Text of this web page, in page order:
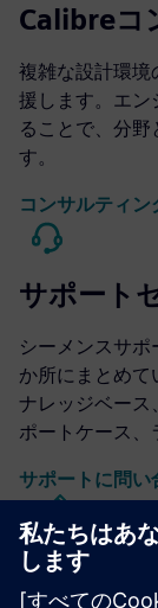
Calibreコ
複雑な設計環境
援します。エン
ることで、分野
す。
コンサルティン
サポート
シーメンスサ
か所にまとめて
ナレッジベース
ポートケース、
サポートに問
キャリバ